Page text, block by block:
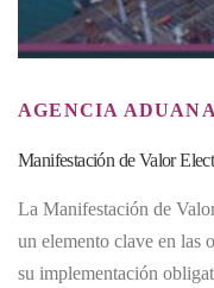
AGENCIA
Manifestación de Valor
La Manifestación de
un elemento clave en las
su implementación